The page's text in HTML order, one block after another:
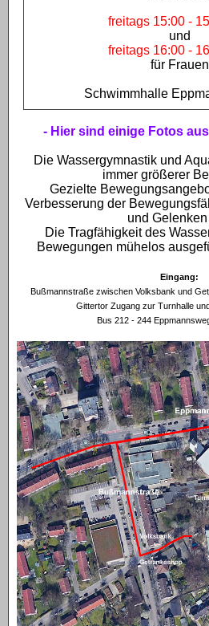
freitags 15:00 -
und
freitags 16:00 -
für Frauen
Schwimmhalle
- Hier sind einige Fotos
Die Wassergymnastik und
immer größerer
Gezielte
Verbesserung der
und
Die Tragfähigkeit des
Bewegungen mühelos
Eingang:
Bußmannstraße zwischen Volksbank und
Gittertor Zugang zur Turnhalle
Bus 212 - 244